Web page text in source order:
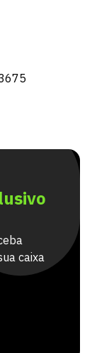
caixa